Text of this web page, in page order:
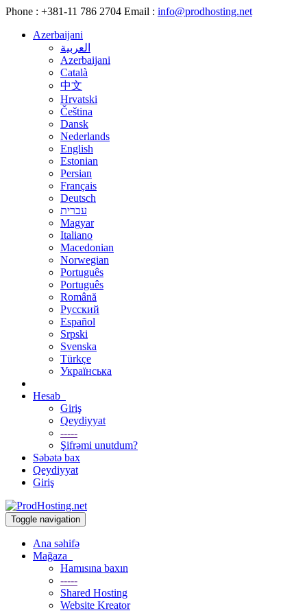
Phone : +381-11 786 2704 Email : info@prodhosting.net
Azerbaijani
العربية
Azerbaijani
Català
中文
Hrvatski
Čeština
Dansk
Nederlands
English
Estonian
Persian
Français
Deutsch
עברית
Magyar
Italiano
Macedonian
Norwegian
Português
Português
Română
Русский
Español
Srpski
Svenska
Türkçe
Українська
Hesab
Giriş
Qeydiyyat
-----
Şifrəmi unutdum?
Səbətə bax
Qeydiyyat
Giriş
Toggle navigation
Ana səhifə
Mağaza
Hamısına baxın
-----
Shared Hosting
Website Kreator